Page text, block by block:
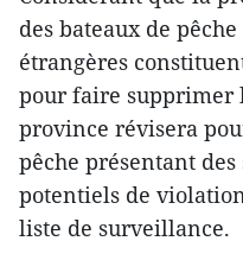
des bateaux de
étrangères
pour faire supprimer
province révisera
pêche présentant
potentiels de
liste de surveillance.